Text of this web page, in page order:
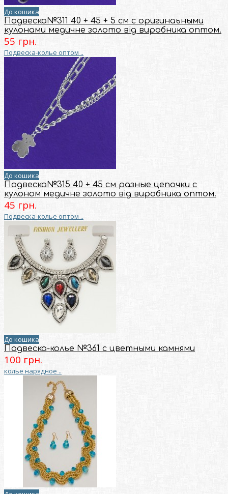
До кошика
Подвеска№311 40 + 45 + 5 см с оригинаьными
кулонами медичне золото від виробника оптом.
55 грн.
Подвеска-колье оптом ..
До кошика
Подвеска№315 40 + 45 см разные цепочки с
кулоном медичне золото від виробника оптом.
45 грн.
Подвеска-колье оптом ..
До кошика
Подвеска-колье №361 с цветными камнями
100 грн.
колье нарядное ..